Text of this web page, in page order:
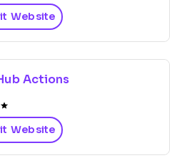
Website
Actions
Website